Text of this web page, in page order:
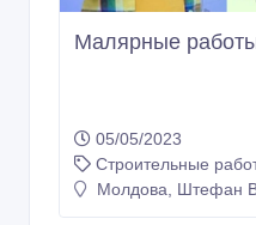
Малярные
05/05/2023
Строительные
Молдова, Штефан